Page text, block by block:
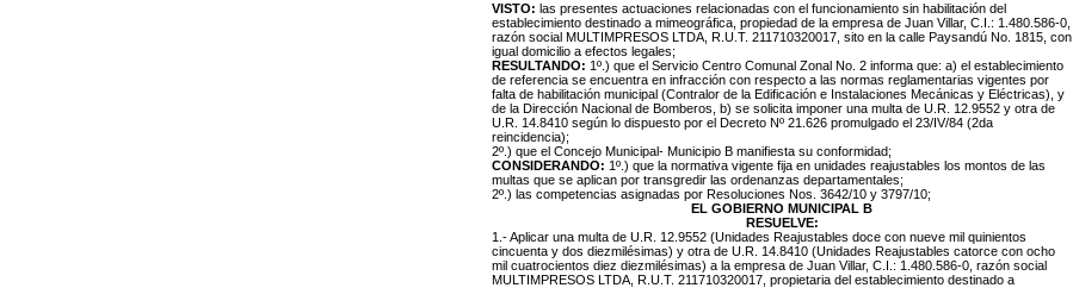
VISTO: las presentes actuaciones relacionadas con el funcionamiento sin habilitación del
establecimiento destinado a mimeográfica, propiedad de la empresa de Juan Villar, C.I.: 1.480.586-0,
razón social MULTIMPRESOS LTDA, R.U.T. 211710320017, sito en la calle Paysandú No. 1815, con
igual domicilio a efectos legales;
RESULTANDO: 1º.) que el Servicio Centro Comunal Zonal No. 2 informa que: a) el establecimiento
de referencia se encuentra en infracción con respecto a las normas reglamentarias vigentes por
falta de habilitación municipal (Contralor de la Edificación e Instalaciones Mecánicas y Eléctricas), y
de la Dirección Nacional de Bomberos, b) se solicita imponer una multa de U.R. 12.9552 y otra de
U.R. 14.8410 según lo dispuesto por el Decreto Nº 21.626 promulgado el 23/IV/84 (2da
reincidencia);
2º.) que el Concejo Municipal- Municipio B manifiesta su conformidad;
CONSIDERANDO: 1º.) que la normativa vigente fija en unidades reajustables los montos de las
multas que se aplican por transgredir las ordenanzas departamentales;
2º.) las competencias asignadas por Resoluciones Nos. 3642/10 y 3797/10;
EL GOBIERNO MUNICIPAL B
RESUELVE:
1.- Aplicar una multa de U.R. 12.9552 (Unidades Reajustables doce con nueve mil quinientos
cincuenta y dos diezmilésimas) y otra de U.R. 14.8410 (Unidades Reajustables catorce con ocho
mil cuatrocientos diez diezmilésimas) a la empresa de Juan Villar, C.I.: 1.480.586-0, razón social
MULTIMPRESOS LTDA, R.U.T. 211710320017, propietaria del establecimiento destinado a